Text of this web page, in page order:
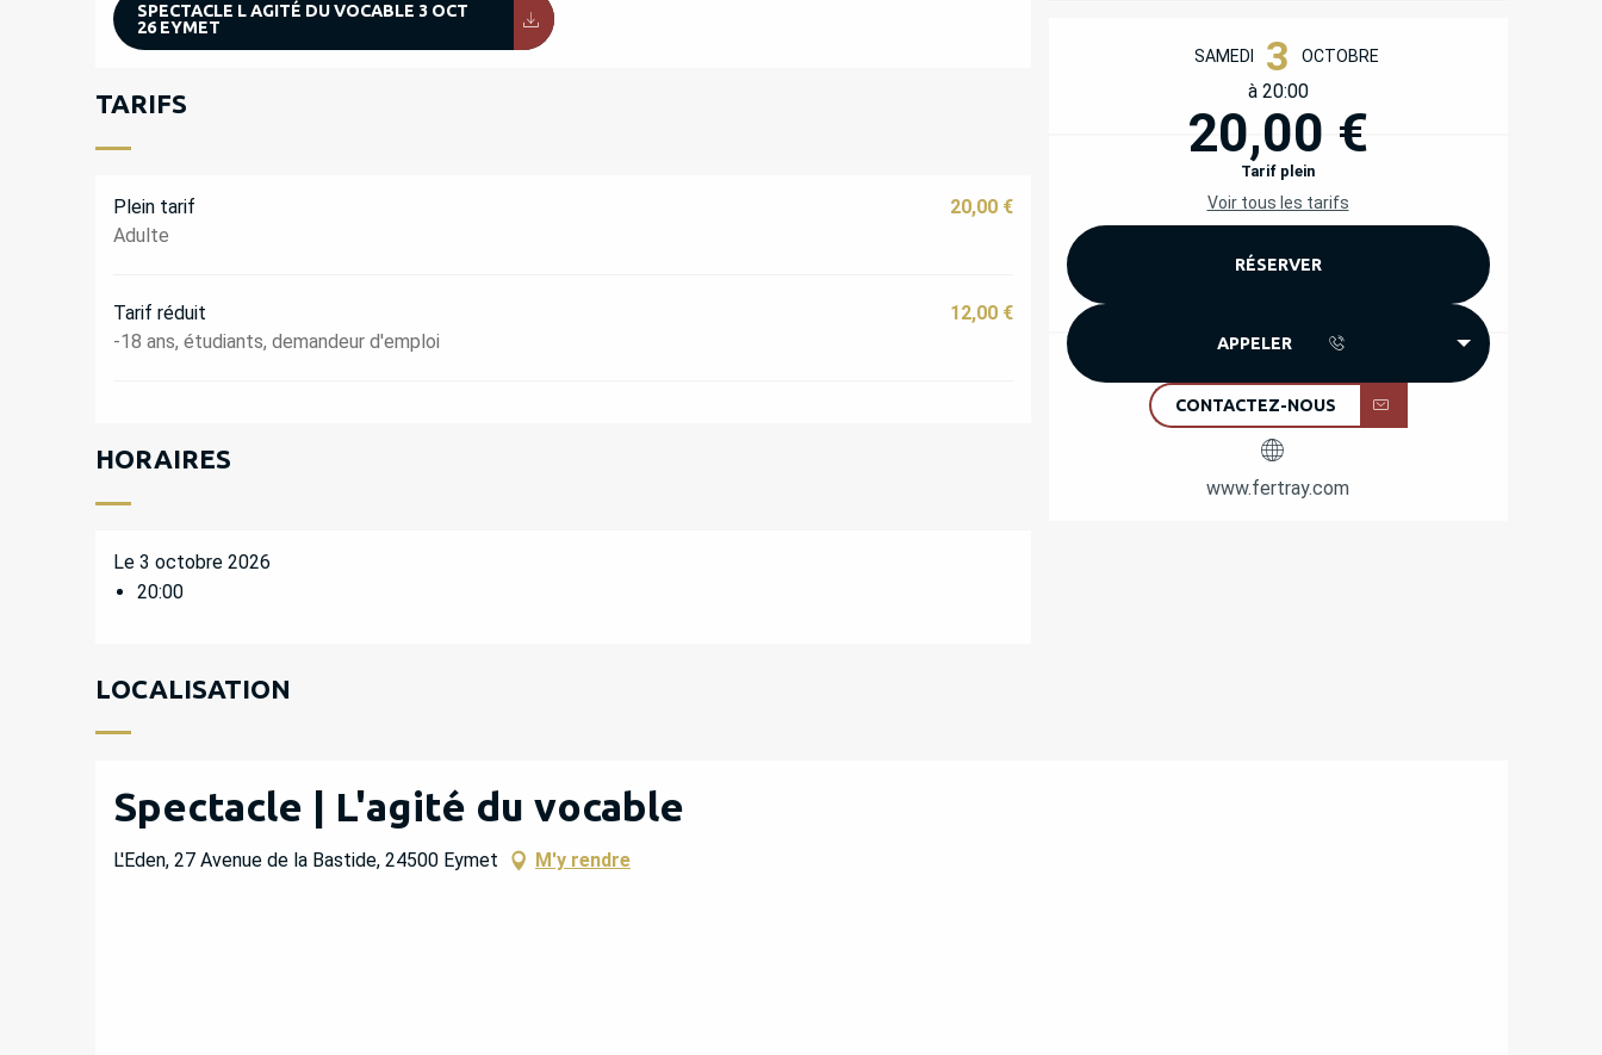
OUVERTURE ET
SAMEDI 3 OCTOBRE
à 20:00
20,00 €
Tarif plein
Voir tous les tarifs
RÉSERVER
APPELER
CONTACTEZ-NOUS
www.fertray.com
SPECTACLE L AGITÉ DU VOCABLE 3 OCT
26 EYMET
TARIFS
Plein tarif
Adulte
20,00 €
Tarif réduit
-18 ans, étudiants, demandeur d'emploi
12,00 €
HORAIRES
Le 3 octobre 2026
20:00
LOCALISATION
Spectacle | L'agité du vocable
L'Eden, 27 Avenue de la Bastide, 24500 Eymet M'y rendre